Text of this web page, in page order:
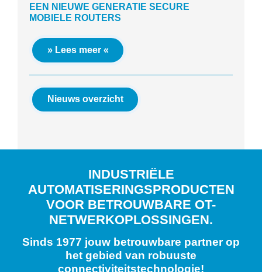
EEN NIEUWE GENERATIE SECURE
MOBIELE ROUTERS
» Lees meer «
Nieuws overzicht
INDUSTRIËLE
AUTOMATISERINGSPRODUCTEN
VOOR BETROUWBARE OT-
NETWERKOPLOSSINGEN.
Sinds 1977 jouw betrouwbare partner op
het gebied van robuuste
connectiviteitstechnologie!